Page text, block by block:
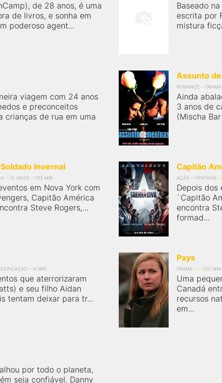
de 28 anos, é uma
de livros, e sonha em
poderoso agent...
Baseado
escrita por
mistura
viagem com 24 anos
e preconceitos
crianças de rua em uma
Assunto
ROMANCE DRAMA
Ainda
3 anos de
(Mischa
Invernal
12 ANOS 135 MIN
em Nova York com
Capitão América
Steve Rogers,...
Capitão
AÇÃO FANTASIA
Depois dos
`Capitão
encontra
formad...
0 MIN
que aterrorizaram
e seu filho Aidan
tentam deixar para tr...
Pays
DRAMA 100 MIN
Uma
Canadá
recursos
em...
por todo o planeta,
seja confiável. Danny